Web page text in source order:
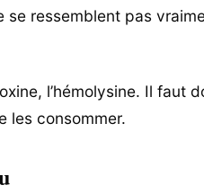
se ressemblent pas
l’hémolysine. Il faut
les consommer.